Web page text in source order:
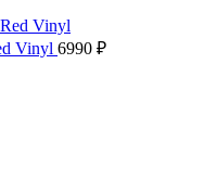
Vinyl 6990 ₽